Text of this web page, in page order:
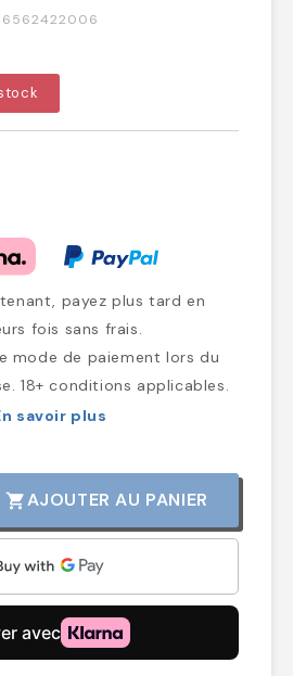
payez plus tard en
fois sans frais.
mode de paiement lors du
18+ conditions applicables.
savoir plus
shopping_cartAJOUTER AU PANIER